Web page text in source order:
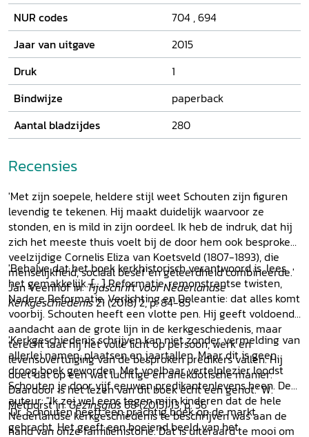
NUR codes
704 ,694
Jaar van uitgave
2015
Druk
1
Bindwijze
paperback
Aantal bladzijdes
280
Recensies
'Met zijn soepele, heldere stijl weet Schouten zijn figuren
levendig te tekenen. Hij maakt duidelijk waarvoor ze
stonden, en is mild in zijn oordeel. Ik heb de indruk, dat hij
zich het meeste thuis voelt bij de door hem ook besproken
veelzijdige Cornelis Eliza van Koetsveld (1807-1893), die
menselijkheid, sociaal besef en geleerdheid combineerde.'
Jan Veenhof in:Tijdschrift voor Nederlandse
Kerkgeschiedenis21 (2018) 2, p. 84-85
'Behalve dat het boek kerkhistorisch verantwoord is, lees
het gemakkelijk. [...] Reformatie, remonstrantse twisten,
Nadere Reformatie, Verlichting en Doleantie: dat alles komt
voorbij. Schouten heeft een vlotte pen. Hij geeft voldoende
aandacht aan de grote lijn in de kerkgeschiedenis, maar
terecht laat hij het volle licht op persoon, werk en
levensovertuiging van de besproken predikers vallen. Hij
doet dat op een wat luchtige en anekdotische manier.
Daardoor is het lezen van dit boek echt een genot.' W.
Methorst in:Gezinsgids68 (2015) 13, p. 56
'Kerkgeschiedenis schrijven kan niet zonder vermelding van
allerlei namen, plaatsen en jaartallen. Maar dit is geen
droog boek geworden. Met voelbaar vertelplezier loodst
Schouten je door vijf eeuwen predikantenlevens heen. De
auteur: "Ik zei wel eens tegen mijn kinderen dat de hele
Nederlandse kerkgeschiedenis te beschrijven was aan de
hand van onze familiehistorie. Dat is uiteraard te mooi om
'Dr. Schouten heeft een prachtig boek op de markt
gebracht. Het geeft een boeiend beeld van het